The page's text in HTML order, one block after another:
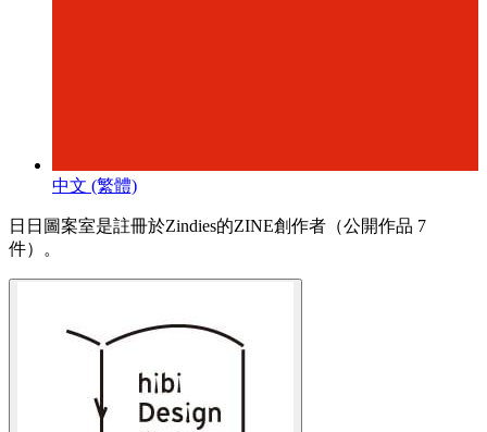
中文 (繁體)
日日圖案室是註冊於Zindies的ZINE創作者（公開作品 7
件）。